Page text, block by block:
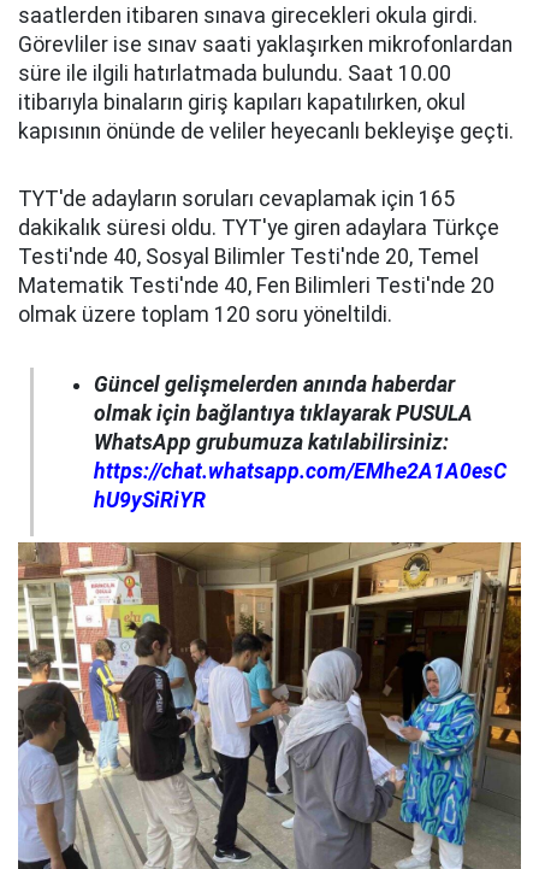
saatlerden itibaren sınava girecekleri okula girdi.
Görevliler ise sınav saati yaklaşırken mikrofonlardan
süre ile ilgili hatırlatmada bulundu. Saat 10.00
itibarıyla binaların giriş kapıları kapatılırken, okul
kapısının önünde de veliler heyecanlı bekleyişe geçti.
TYT'de adayların soruları cevaplamak için 165
dakikalık süresi oldu. TYT'ye giren adaylara Türkçe
Testi'nde 40, Sosyal Bilimler Testi'nde 20, Temel
Matematik Testi'nde 40, Fen Bilimleri Testi'nde 20
olmak üzere toplam 120 soru yöneltildi.
Güncel gelişmelerden anında haberdar
olmak için bağlantıya tıklayarak PUSULA
WhatsApp grubumuza katılabilirsiniz:
https://chat.whatsapp.com/EMhe2A1A0esC
hU9ySiRiYR